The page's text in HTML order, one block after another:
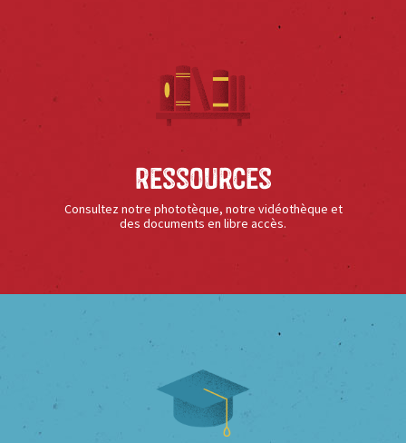
Ressources
Consultez notre phototèque, notre vidéothèque et
des documents en libre accès.